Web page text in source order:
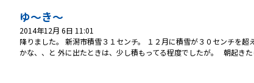
ゆ～き～
2014年12月 6日 11:01
降りました。 新潟市積雪３１センチ。 １２月に積雪が３０センチを
かな、、と 外に出たときは、少し積もってる程度でしたが。 朝起き